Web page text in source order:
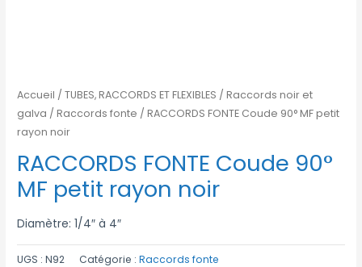
Accueil /TUBES, RACCORDS ET FLEXIBLES /Raccords noir et
galva /Raccords fonte / RACCORDS FONTE Coude 90° MF petit
rayon noir
RACCORDS FONTE Coude 90°
MF petit rayon noir
Diamètre: 1/4″ à 4″
UGS :N92 Catégorie :Raccords fonte